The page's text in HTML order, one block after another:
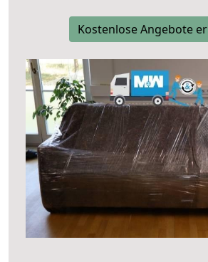
Kostenlose Angebote